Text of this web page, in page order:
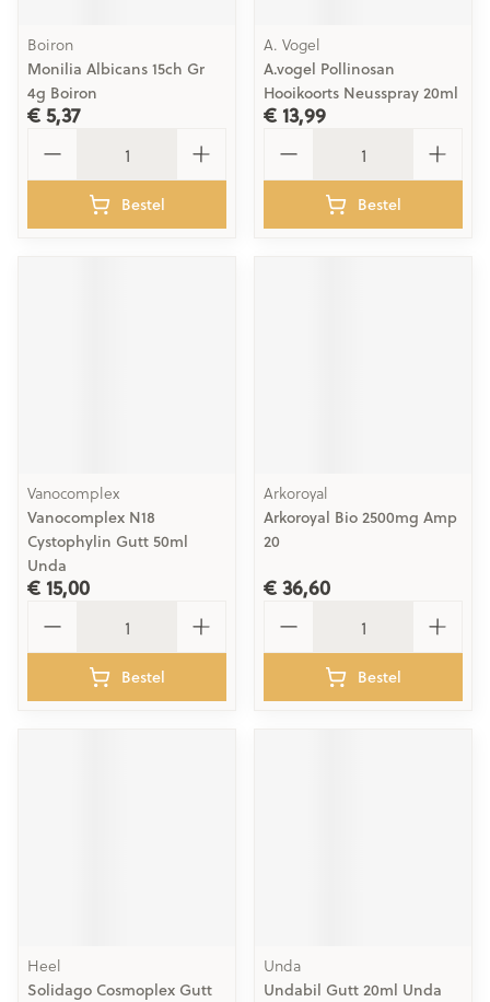
Boiron
Monilia Albicans 15ch Gr
4g Boiron
€ 5,37
Bestel
A. Vogel
A.vogel Pollinosan
Hooikoorts Neusspray 20ml
€ 13,99
Bestel
Vanocomplex
Vanocomplex N18
Cystophylin Gutt 50ml
Unda
€ 15,00
Bestel
Arkoroyal
Arkoroyal Bio 2500mg Amp
20
€ 36,60
Bestel
Heel
Solidago Cosmoplex Gutt
Unda
Undabil Gutt 20ml Unda